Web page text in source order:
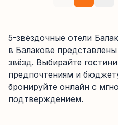
5-звёздочные отели
в Балакове
звёзд. Выбирайте
предпочтениям и
бронируйте онлайн с
подтверждением.